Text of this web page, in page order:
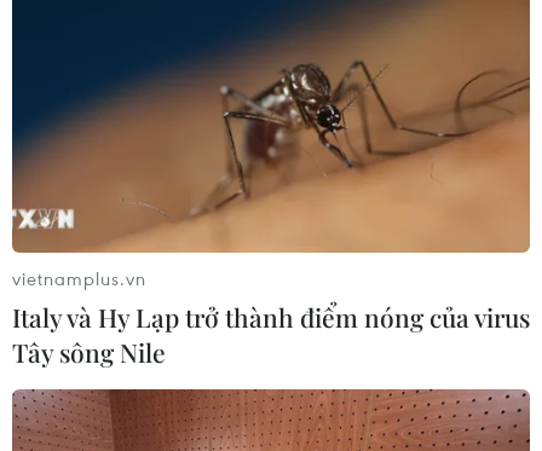
vietnamplus.vn
Italy và Hy Lạp trở thành điểm nóng của virus
Tây sông Nile